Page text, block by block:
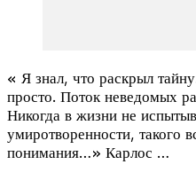
« Я знал, что раскрыл
просто. Поток неведомых
Никогда в жизни не
умиротворенности, такого
понимания…» Карлос …